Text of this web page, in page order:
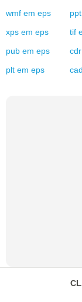
wmf em eps ppt
xps em eps tif
pub em eps cdr
plt em eps cad